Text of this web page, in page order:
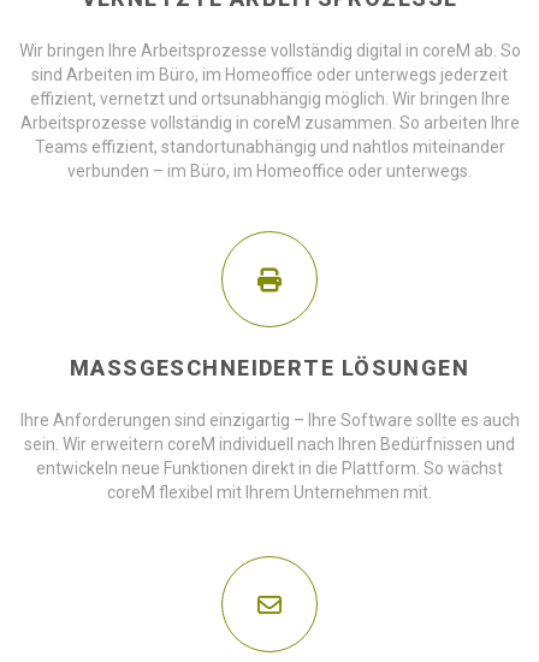
Wir bringen Ihre Arbeitsprozesse vollständig digital in coreM ab. So
sind Arbeiten im Büro, im Homeoffice oder unterwegs jederzeit
effizient, vernetzt und ortsunabhängig möglich. Wir bringen Ihre
Arbeitsprozesse vollständig in coreM zusammen. So arbeiten Ihre
Teams effizient, standortunabhängig und nahtlos miteinander
verbunden – im Büro, im Homeoffice oder unterwegs.
MASSGESCHNEIDERTE LÖSUNGEN
Ihre Anforderungen sind einzigartig – Ihre Software sollte es auch
sein. Wir erweitern coreM individuell nach Ihren Bedürfnissen und
entwickeln neue Funktionen direkt in die Plattform. So wächst
coreM flexibel mit Ihrem Unternehmen mit.